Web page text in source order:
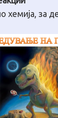
хемија, за